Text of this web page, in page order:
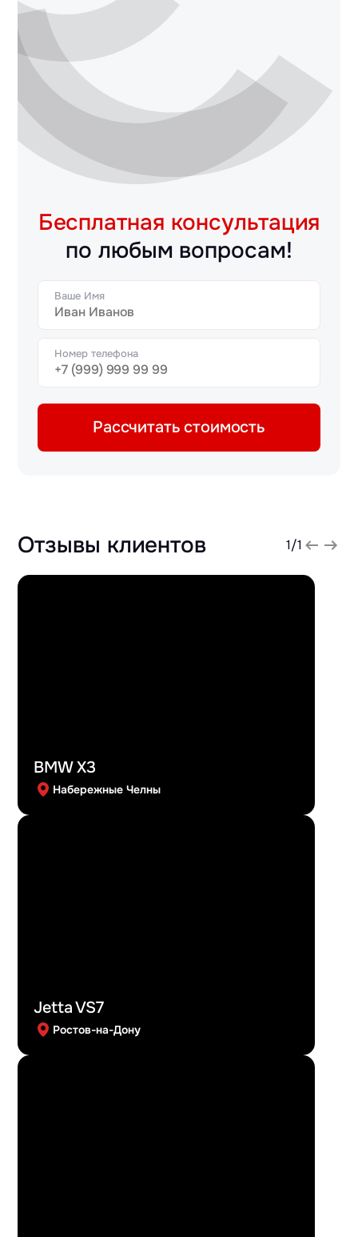
Бесплатная консультация
по любым вопросам!
Ваше Имя
Номер телефона
Рассчитать стоимость
Отзывы клиентов 1/1
BMW X3
Набережные Челны
Jetta VS7
Ростов-на-Дону